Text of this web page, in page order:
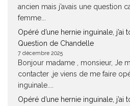
ancien mais j’avais une question
femme...
Opéré d’une hernie inguinale, j’ai
Question de Chandelle
7 décembre 2025
Bonjour madame , monsieur, Je
contacter ,je viens de me faire
inguinale....
Opéré d’une hernie inguinale, j’ai